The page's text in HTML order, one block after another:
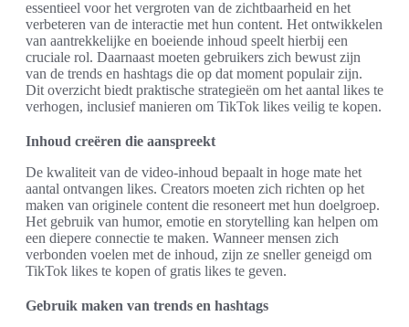
essentieel voor het vergroten van de zichtbaarheid en het
verbeteren van de interactie met hun content. Het ontwikkelen
van aantrekkelijke en boeiende inhoud speelt hierbij een
cruciale rol. Daarnaast moeten gebruikers zich bewust zijn
van de trends en hashtags die op dat moment populair zijn.
Dit overzicht biedt praktische strategieën om het aantal likes te
verhogen, inclusief manieren om TikTok likes veilig te kopen.
Inhoud creëren die aanspreekt
De kwaliteit van de video-inhoud bepaalt in hoge mate het
aantal ontvangen likes. Creators moeten zich richten op het
maken van originele content die resoneert met hun doelgroep.
Het gebruik van humor, emotie en storytelling kan helpen om
een diepere connectie te maken. Wanneer mensen zich
verbonden voelen met de inhoud, zijn ze sneller geneigd om
TikTok likes te kopen of gratis likes te geven.
Gebruik maken van trends en hashtags